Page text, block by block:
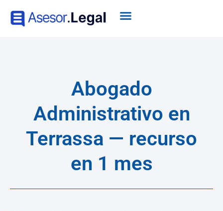
Abogado
Administrativo en
Terrassa — recurso
en 1 mes